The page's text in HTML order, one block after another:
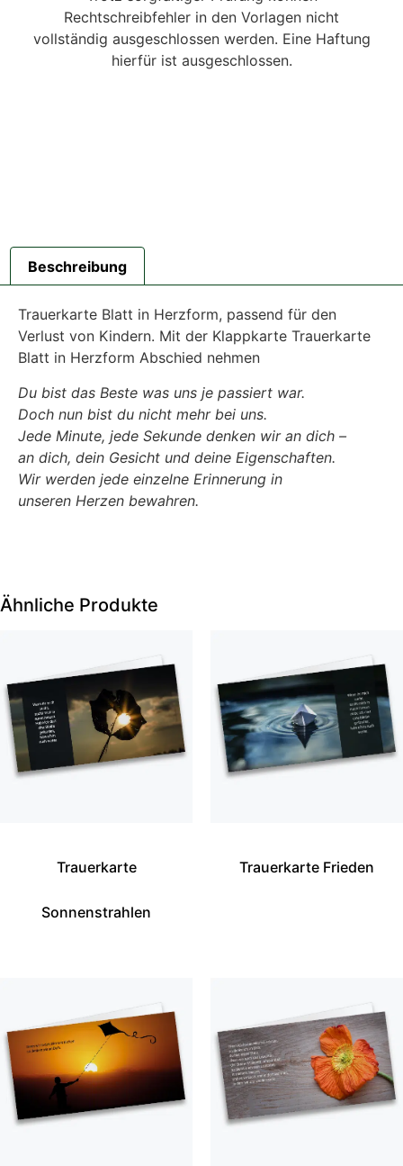
Rechtschreibfehler in den Vorlagen nicht
vollständig ausgeschlossen werden. Eine Haftung
hierfür ist ausgeschlossen.
Beschreibung
Trauerkarte Blatt in Herzform, passend für den
Verlust von Kindern. Mit der Klappkarte Trauerkarte
Blatt in Herzform Abschied nehmen
Du bist das Beste was uns je passiert war.
Doch nun bist du nicht mehr bei uns.
Jede Minute, jede Sekunde denken wir an dich –
an dich, dein Gesicht und deine Eigenschaften.
Wir werden jede einzelne Erinnerung in
unseren Herzen bewahren.
Ähnliche Produkte
Trauerkarte
Sonnenstrahlen
Trauerkarte Frieden